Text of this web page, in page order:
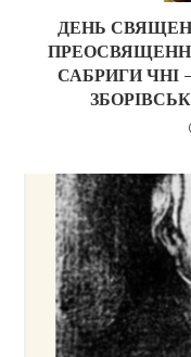
ДЕНЬ
САБРИГИ ЧНІ